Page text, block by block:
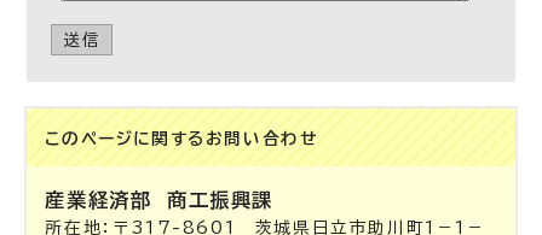
送信
このページに関する お問い合わせ
産業経済部商工振興課
所在地：〒317-8601 茨城県日立市助川町1－1－